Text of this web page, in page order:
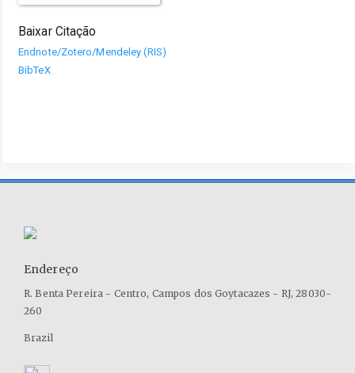
Baixar Citação
Endnote/Zotero/Mendeley (RIS)
BibTeX
Endereço
R. Benta Pereira - Centro, Campos dos Goytacazes - RJ, 28030-
260
Brazil